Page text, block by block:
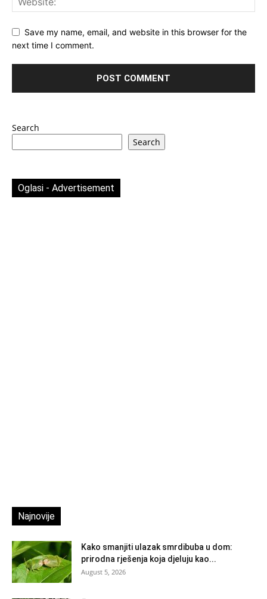
Save my name, email, and website in this browser for the
next time I comment.
Search
Search
Oglasi - Advertisement
Najnovije
Kako smanjiti ulazak smrdibuba u dom:
prirodna rješenja koja djeluju kao...
August 5, 2026